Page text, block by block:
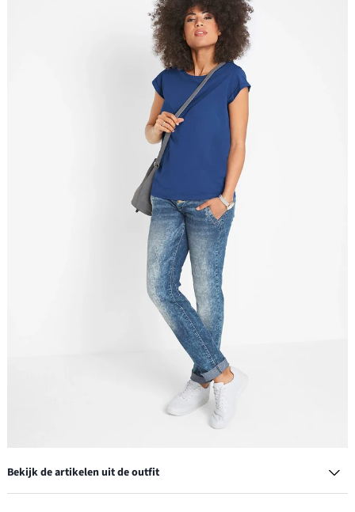
Bekijk de artikelen uit de outfit